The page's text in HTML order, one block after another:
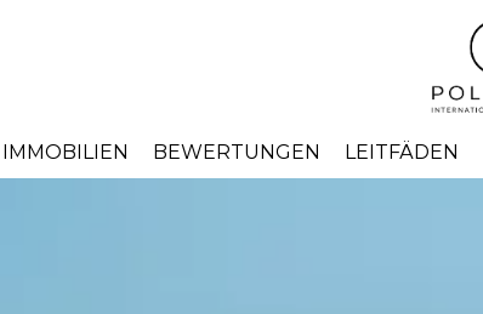
IMMOBILIEN BEWERTUNGEN LEITFÄDEN